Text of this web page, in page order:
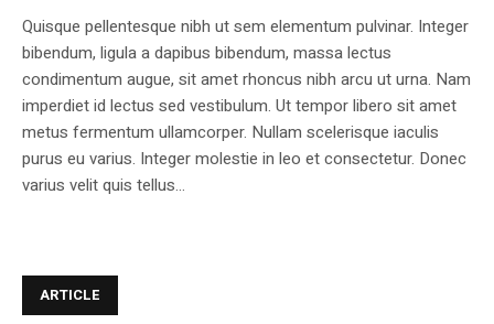
Quisque pellentesque nibh ut sem elementum pulvinar. Integer
bibendum, ligula a dapibus bibendum, massa lectus
condimentum augue, sit amet rhoncus nibh arcu ut urna. Nam
imperdiet id lectus sed vestibulum. Ut tempor libero sit amet
metus fermentum ullamcorper. Nullam scelerisque iaculis
purus eu varius. Integer molestie in leo et consectetur. Donec
varius velit quis tellus...
ARTICLE